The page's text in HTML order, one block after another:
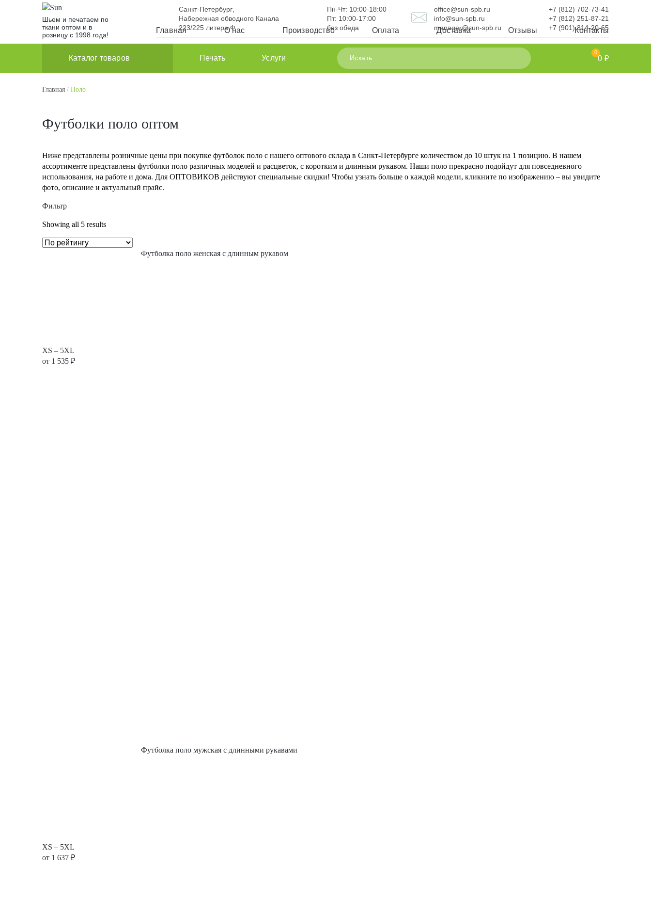
Шьем и печатаем по
ткани оптом и в
розницу с 1998 года!
Санкт-Петербург
Набережная обводного Канала
223/225 литера Ф
Пн-Чт: 10:00-18:00
Пт: 10:00-17:00
без обеда
office@sun-spb.ru
info@sun-spb.ru
manager@sun-spb.ru
+7 (812) 702-73-41
+7 (812) 251-87-21
+7 (901) 314-20-65
Каталог товаров Печать Услуги
Главная О нас Производство Оплата Доставка Отзывы Контакты
0
0 ₽
Главная / Поло
Футболки поло оптом
Ниже представлены розничные цены при покупке футболок поло с нашего оптового склада в Санкт-Петербурге количеством до 10 штук на 1 позицию. В нашем
ассортименте представлены футболки поло различных моделей и расцветок, с коротким и длинным рукавом. Наши поло прекрасно подойдут для повседневного
использования, на работе и дома. Для ОПТОВИКОВ действуют специальные скидки! Чтобы узнать больше о каждой модели, кликните по изображению – вы увидите
фото, описание и актуальный прайс.
Фильтр
Showing all 5 results
Футболка поло женская с длинным рукавом
XS – 5XL
от 1 535 ₽
Футболка поло мужская с длинными рукавами
XS – 5XL
от 1 637 ₽